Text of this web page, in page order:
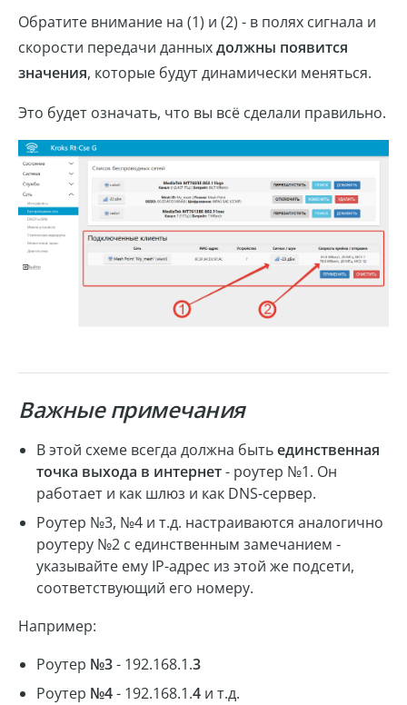
Обратите внимание на (1) и (2) - в полях сигнала и
скорости передачи данныхдолжны появится
значения, которые будут динамически меняться.
Это будет означать, что вы всё сделали правильно.
Важные примечания
В этой схеме всегда должна бытьединственная
точка выхода в интернет- роутер №1. Он
работает и как шлюз и как DNS-сервер.
Роутер №3, №4 и т.д. настраиваются аналогично
роутеру №2 с единственным замечанием -
указывайте ему IP-адрес из этой же подсети,
соответствующий его номеру.
Например:
Роутер №3- 192.168.1.3
Роутер №4- 192.168.1.4 и т.д.